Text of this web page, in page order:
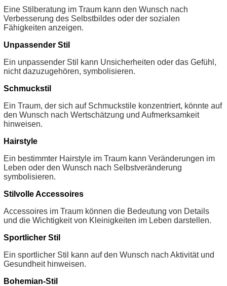
Eine Stilberatung im Traum kann den Wunsch nach
Verbesserung des Selbstbildes oder der sozialen
Fähigkeiten anzeigen.
Unpassender Stil
Ein unpassender Stil kann Unsicherheiten oder das Gefühl,
nicht dazuzugehören, symbolisieren.
Schmuckstil
Ein Traum, der sich auf Schmuckstile konzentriert, könnte auf
den Wunsch nach Wertschätzung und Aufmerksamkeit
hinweisen.
Hairstyle
Ein bestimmter Hairstyle im Traum kann Veränderungen im
Leben oder den Wunsch nach Selbstveränderung
symbolisieren.
Stilvolle Accessoires
Accessoires im Traum können die Bedeutung von Details
und die Wichtigkeit von Kleinigkeiten im Leben darstellen.
Sportlicher Stil
Ein sportlicher Stil kann auf den Wunsch nach Aktivität und
Gesundheit hinweisen.
Bohemian-Stil